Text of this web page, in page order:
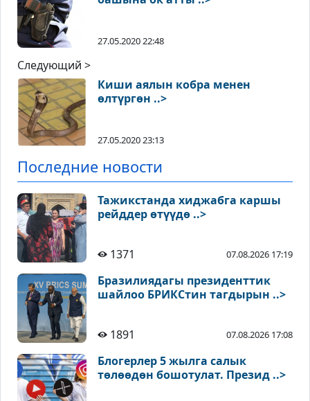
27.05.2020 22:48
Следующий >
Киши аялын кобра менен
өлтүргөн ..>
27.05.2020 23:13
Последние новости
Тажикстанда хиджабга каршы
рейддер өтүүдө ..>
1371 07.08.2026 17:19
Бразилиядагы президенттик
шайлоо БРИКСтин тагдырын ..>
1891 07.08.2026 17:08
Блогерлер 5 жылга салык
төлөөдөн бошотулат. Презид ..>